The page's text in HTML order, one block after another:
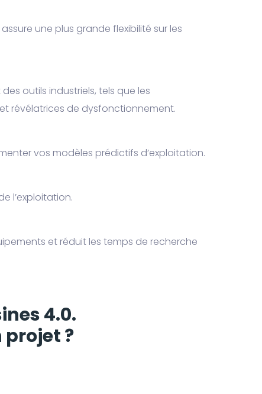
une plus grande flexibilité sur les
outils industriels, tels que les
révélatrices de dysfonctionnement.
vos modèles prédictifs d’exploitation.
l’exploitation.
et réduit les temps de recherche
4.0.
?